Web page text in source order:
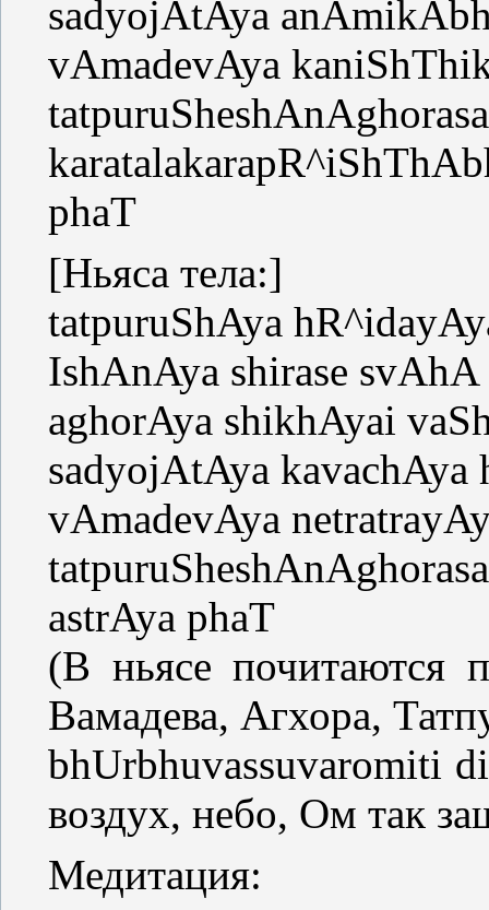
sadyojAtAya
vAmadevAya
phaT
[Ньяса тела:]
tatpuruShAya
IshAnAya shirase svAhA
aghorAya shikhAyai
sadyojAtAya kavachAya
vAmadevAya
astrAya phaT
(В ньясе почитаются
Вамадева, Агхора,
bhUrbhuvassuvaromiti
воздух, небо, Ом так
Медитация: